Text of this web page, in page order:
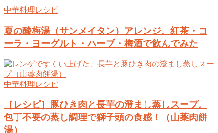
中華料理レシピ
夏の酸梅湯（サンメイタン）アレンジ。紅茶・コ
ーラ・ヨーグルト・ハーブ・梅酒で飲んでみた
中華料理レシピ
［レシピ］豚ひき肉と長芋の澄まし蒸しスープ。
包丁不要の蒸し調理で獅子頭の食感！（山薬肉餅
湯）